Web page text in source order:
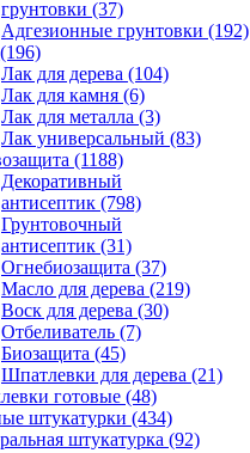
грунтовки (37)
Адгезионные грунтовки (192)
Лак для дерева (104)
Лак для камня (6)
Лак для металла (3)
Лак универсальный (83)
(1188)
Декоративный
антисептик (798)
Грунтовочный
антисептик (31)
Огнебиозащита (37)
Масло для дерева (219)
Воск для дерева (30)
Отбеливатель (7)
Биозащита (45)
Шпатлевки для дерева (21)
готовые (48)
штукатурки (434)
штукатурка (92)